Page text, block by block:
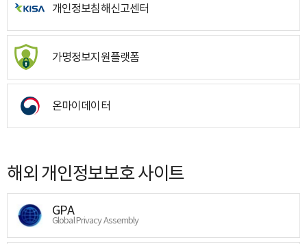
개인정보침해신고센터
가명정보지원플랫폼
온마이데이터
해외 개인정보보호 사이트
GPA
Global Privacy Assembly